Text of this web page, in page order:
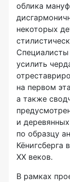
облика
некоторых
усилить
на первом
а также
и
по образцу
Кёнигсберга
XX веков.
В рамках